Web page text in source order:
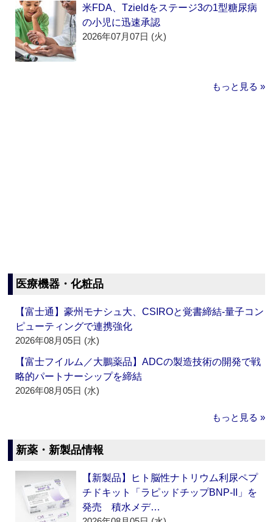
米FDA、Tzieldをステージ3の1型糖尿病
の小児に迅速承認
2026年07月07日 (火)
もっと見る »
医療機器・化粧品
【富士通】豪州モナシュ大、CSIROと覚書締結‐量子コン
ピューティングで連携強化
2026年08月05日 (水)
【富士フイルム／大鵬薬品】ADCの製造技術の開発で戦
略的パートナーシップを締結
2026年08月05日 (水)
もっと見る »
新薬・新製品情報
【新製品】ヒト脳性ナトリウム利尿ペプ
チドキット「ラピッドチップBNP-II」を
発売 積水メデ…